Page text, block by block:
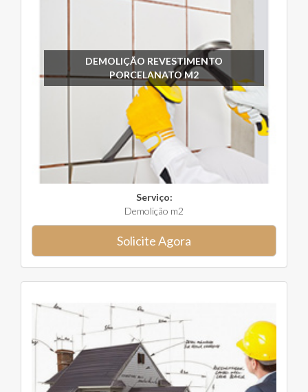
DEMOLIÇÃO REVESTIMENTO
PORCELANATO M2
Serviço:
Demolição m2
Solicite Agora